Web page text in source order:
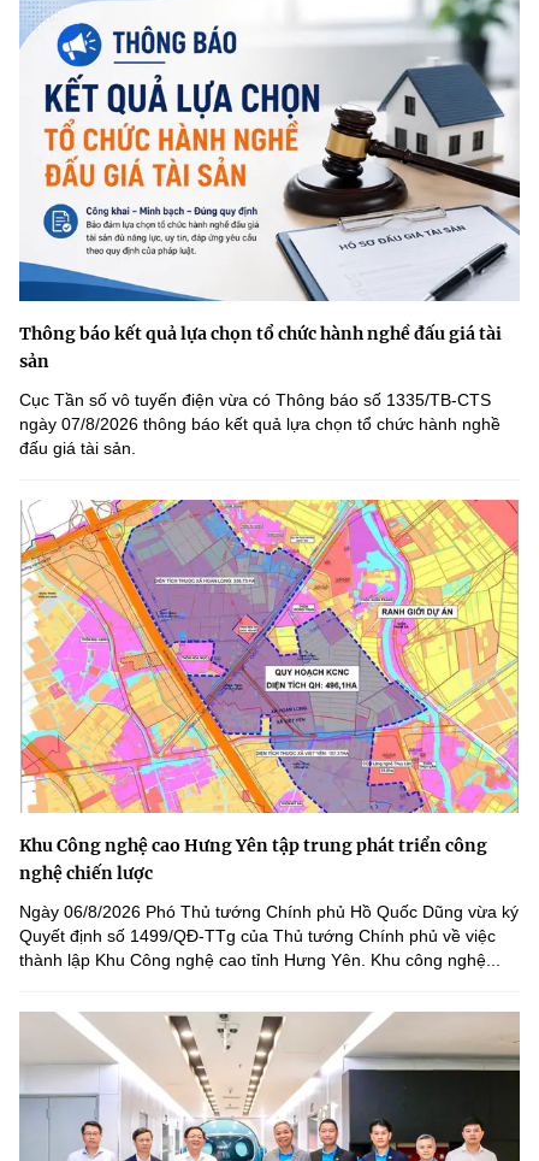
Thông báo kết quả lựa chọn tổ chức hành nghề đấu giá tài
sản
Cục Tần số vô tuyến điện vừa có Thông báo số 1335/TB-CTS
ngày 07/8/2026 thông báo kết quả lựa chọn tổ chức hành nghề
đấu giá tài sản.
Khu Công nghệ cao Hưng Yên tập trung phát triển công
nghệ chiến lược
Ngày 06/8/2026 Phó Thủ tướng Chính phủ Hồ Quốc Dũng vừa ký
Quyết định số 1499/QĐ-TTg của Thủ tướng Chính phủ về việc
thành lập Khu Công nghệ cao tỉnh Hưng Yên. Khu công nghệ...